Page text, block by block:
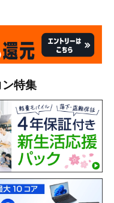
特集